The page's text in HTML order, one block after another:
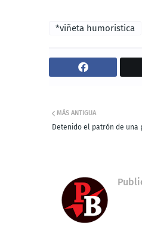
*viñeta humoristica
MÁS ANTIGUA
Detenido el patrón de una